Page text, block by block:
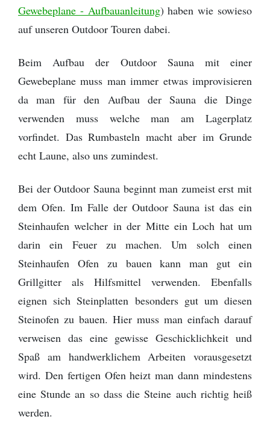
Gewebeplane - Aufbauanleitung) haben wie sowieso
auf unseren Outdoor Touren dabei.
Beim Aufbau der Outdoor Sauna mit einer
Gewebeplane muss man immer etwas improvisieren
da man für den Aufbau der Sauna die Dinge
verwenden muss welche man am Lagerplatz
vorfindet. Das Rumbasteln macht aber im Grunde
echt Laune, also uns zumindest.
Bei der Outdoor Sauna beginnt man zumeist erst mit
dem Ofen. Im Falle der Outdoor Sauna ist das ein
Steinhaufen welcher in der Mitte ein Loch hat um
darin ein Feuer zu machen. Um solch einen
Steinhaufen Ofen zu bauen kann man gut ein
Grillgitter als Hilfsmittel verwenden. Ebenfalls
eignen sich Steinplatten besonders gut um diesen
Steinofen zu bauen. Hier muss man einfach darauf
verweisen das eine gewisse Geschicklichkeit und
Spaß am handwerklichem Arbeiten vorausgesetzt
wird. Den fertigen Ofen heizt man dann mindestens
eine Stunde an so dass die Steine auch richtig heiß
werden.